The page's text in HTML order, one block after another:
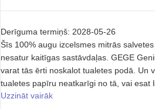
Derīguma termiņš: 2028-05-26
Šīs 100% augu izcelsmes mitrās
nesatur kaitīgas sastāvdaļas. GEGE
varat tās ērti noskalot tualetes podā. Un
tualetes papīru neatkarīgi no tā, vai esat
Uzzināt vairāk